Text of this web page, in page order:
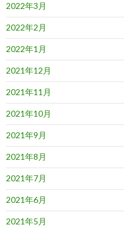
2022年3月
2022年2月
2022年1月
2021年12月
2021年11月
2021年10月
2021年9月
2021年8月
2021年7月
2021年6月
2021年5月